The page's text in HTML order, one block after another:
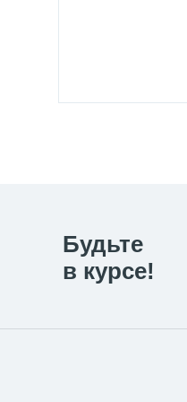
Будьте
в курсе!